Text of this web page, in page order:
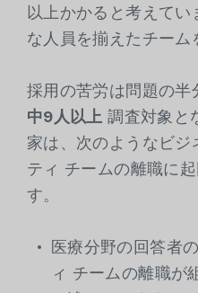
以上かかると考えてい
な人員を揃えたチーム
採用の苦労は問題の半
中9人以上 調査対象と
家は、次のようなビジ
ティ チームの離職に
す。
医療分野の回答者
ィ チームの離職が